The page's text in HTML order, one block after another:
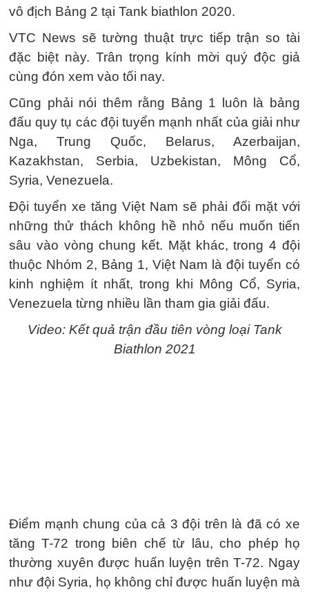
vô địch Bảng 2 tại Tank biathlon 2020.
VTC News sẽ tường thuật trực tiếp trận so tài
đặc biệt này. Trân trọng kính mời quý độc giả
cùng đón xem vào tối nay.
Cũng phải nói thêm rằng Bảng 1 luôn là bảng
đấu quy tụ các đội tuyển mạnh nhất của giải như
Nga, Trung Quốc, Belarus, Azerbaijan,
Kazakhstan, Serbia, Uzbekistan, Mông Cổ,
Syria, Venezuela.
Đội tuyển xe tăng Việt Nam sẽ phải đối mặt với
những thử thách không hề nhỏ nếu muốn tiến
sâu vào vòng chung kết. Mặt khác, trong 4 đội
thuộc Nhóm 2, Bảng 1, Việt Nam là đội tuyển có
kinh nghiệm ít nhất, trong khi Mông Cổ, Syria,
Venezuela từng nhiều lần tham gia giải đấu.
Video: Kết quả trận đầu tiên vòng loại Tank
Biathlon 2021
Điểm mạnh chung của cả 3 đội trên là đã có xe
tăng T-72 trong biên chế từ lâu, cho phép họ
thường xuyên được huấn luyện trên T-72. Ngay
như đội Syria, họ không chỉ được huấn luyện mà